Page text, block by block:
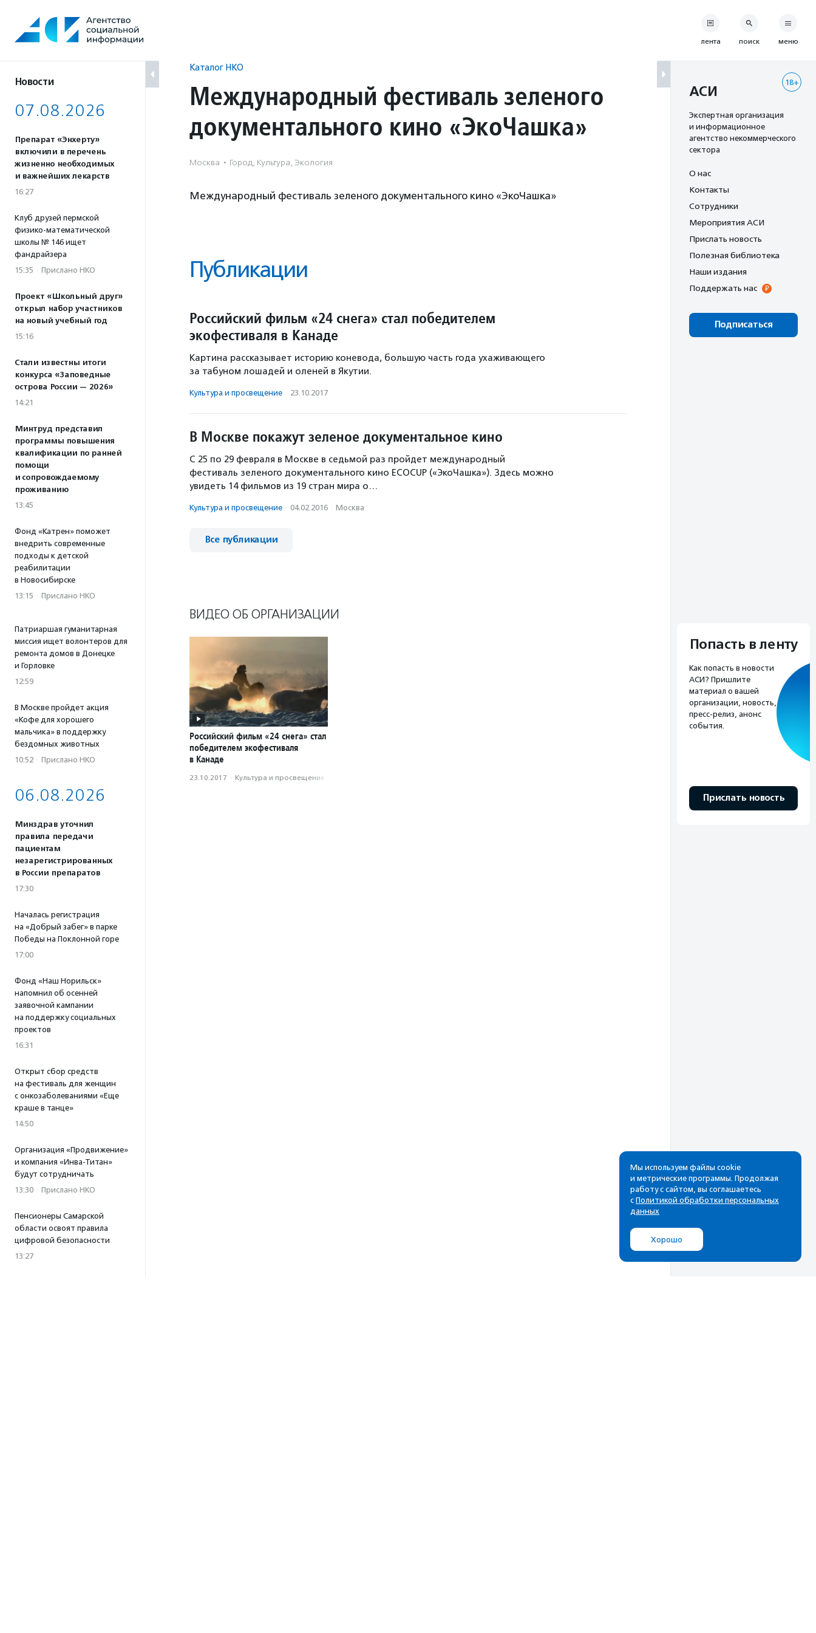
содержанию
Новости
07.08.2026
Препарат «Энхерту»
включили в перечень
жизненно необходимых
и важнейших лекарств
16:27
Клуб друзей пермской
физико-математической
школы № 146 ищет
фандрайзера
15:35 · Прислано НКО
Проект «Школьный друг»
открыл набор участников
на новый учебный год
15:16
Стали известны итоги
конкурса «Заповедные
острова России — 2026»
14:21
Минтруд представил
программы повышения
квалификации по ранней
помощи
и сопровождаемому
проживанию
13:45
Фонд «Катрен» поможет
внедрить современные
подходы к детской
реабилитации
в Новосибирске
13:15 · Прислано НКО
Патриаршая гуманитарная
миссия ищет волонтеров для
ремонта домов в Донецке
и Горловке
12:59
В Москве пройдет акция
«Кофе для хорошего
мальчика» в поддержку
бездомных животных
10:52 · Прислано НКО
06.08.2026
Минздрав уточнил
правила передачи
пациентам
незарегистрированных
в России препаратов
17:30
Началась регистрация
на «Добрый забег» в парке
Победы на Поклонной горе
17:00
Фонд «Наш Норильск»
напомнил об осенней
заявочной кампании
на поддержку социальных
проектов
16:31
Открыт сбор средств
на фестиваль для женщин
с онкозаболеваниями «Еще
краше в танце»
14:50
Организация «Продвижение»
и компания «Инва-Титан»
будут сотрудничать
13:30 · Прислано НКО
Пенсионеры Самарской
области освоят правила
цифровой безопасности
13:27
Каталог НКО
Международный фестиваль зеленого
документального кино «ЭкоЧашка»
Москва · Город, Культура, Экология
Международный фестиваль зеленого документального кино «ЭкоЧашка»
Публикации
Российский фильм «24 снега» стал победителем
экофестиваля в Канаде
Картина рассказывает историю коневода, большую часть года ухаживающего
за табуном лошадей и оленей в Якутии.
Культура и просвещение · 23.10.2017
В Москве покажут зеленое документальное кино
С 25 по 29 февраля в Москве в седьмой раз пройдет международный
фестиваль зеленого документального кино ECOCUP («ЭкоЧашка»). Здесь можно
увидеть 14 фильмов из 19 стран мира о…
Культура и просвещение · 04.02.2016 · Москва
Все публикации
ВИДЕО ОБ ОРГАНИЗАЦИИ
Российский фильм «24 снега» стал
победителем экофестиваля
в Канаде
23.10.2017 · Культура и просвещение
лента поиск меню
18+
АСИ
Экспертная организация
и информационное
агентство некоммерческого
сектора
О нас
Контакты
Сотрудники
Мероприятия АСИ
Прислать новость
Полезная библиотека
Наши издания
Поддержать нас
Подписаться
Попасть в ленту
Как попасть в новости
АСИ? Пришлите
материал о вашей
организации, новость,
пресс-релиз, анонс
события.
Прислать новость
Рассылка
Cамые свежие новости,
почтовом ящике
Мы используем файлы cookie
и метрические программы. Продолжая
работу с сайтом, вы соглашаетесь
с Политикой обработки персональных
данных
Хорошо